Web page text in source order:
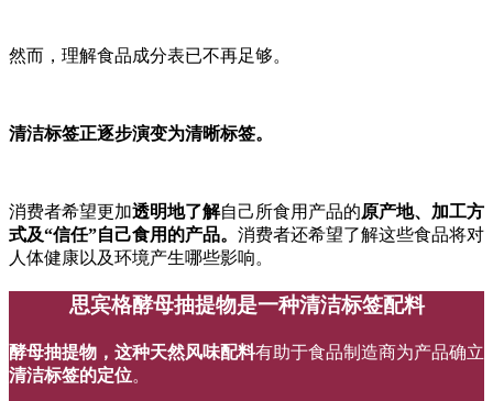
然而，理解食品成分表已不再足够。
清洁标签正逐步演变为清晰标签。
消费者希望更加透明地了解自己所食用产品的原产地、加工方
式及“信任”自己食用的产品。 消费者还希望了解这些食品将对
人体健康以及环境产生哪些影响。
思宾格酵母抽提物是一种清洁标签配料
酵母抽提物，这种天然风味配料有助于食品制造商为产品确立
清洁标签的定位。